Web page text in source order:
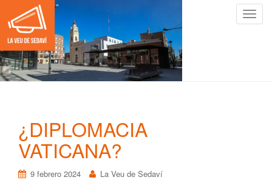
C
¿DIPLOMACIA
VATICANA?
9 febrero 2024 La Veu de Sedaví